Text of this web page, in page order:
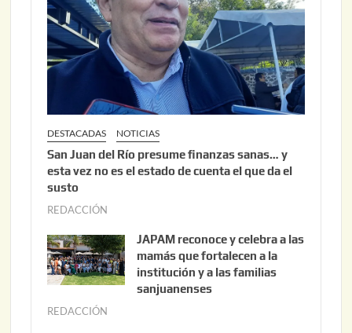
2
6
DESTACADAS NOTICIAS
San Juan del Río presume finanzas sanas… y
esta vez no es el estado de cuenta el que da el
susto
REDACCIÓN
o
s
t
JAPAM reconoce y celebra a las
mamás que fortalecen a la
institución y a las familias
sanjuanenses
REDACCIÓN